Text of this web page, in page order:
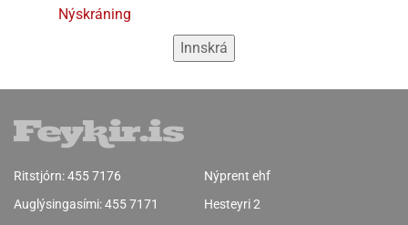
Nýskráning
Ritstjórn:455 7176
Auglýsingasími:455 7171
Nýprent ehf
Hesteyri 2